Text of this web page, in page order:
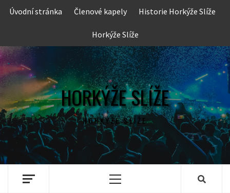
Skip
Úvodní stránka Členové kapely Historie Horkýže Slíže
Horkýže Slíže
HORKÝŽE SLÍŽE
HORKÝŽE SLÍŽE
Primary